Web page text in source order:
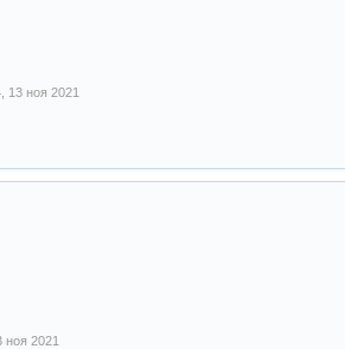
13 ноя 2021
ноя 2021